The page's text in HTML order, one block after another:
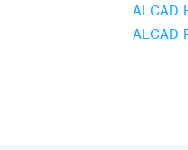
ALCAD
ALCAD